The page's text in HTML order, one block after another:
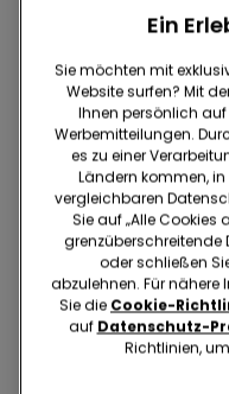
-42%
Wattiertes Push-up-
Bikinioberteil Chevron Shine
25.95 CHF
15.00 CHF-42%
Ein
Sie möchten mit
Website surfen? Mit
Ihnen persönlich
Werbemitteilungen.
es zu einer
Ländern kommen,
vergleichbaren
Sie auf „Alle Cookies
grenzüberschreitende
oder schließen
abzulehnen. Für nähere
Sie die Cookie-
auf Datenschutz-
Richtlinien,